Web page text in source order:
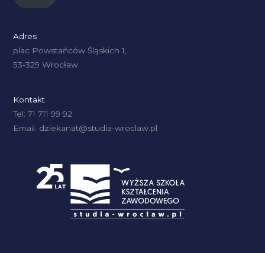
Adres
plac Powstańców Śląskich 1,
53-329 Wrocław
Kontakt
Tel: 71 711 99 92
Email: dziekanat@studia-wroclaw.pl